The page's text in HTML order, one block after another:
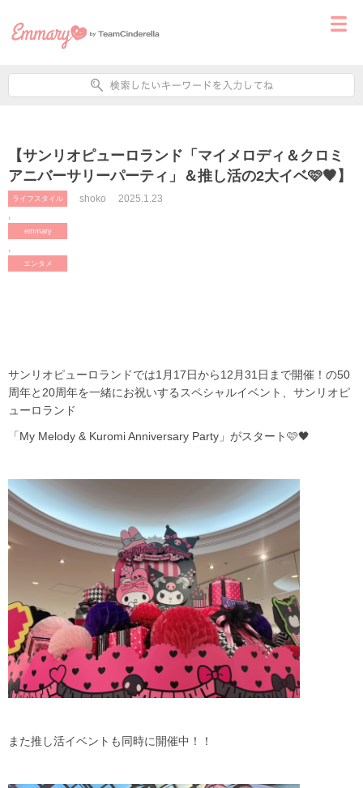
【サンリオピューロランド「マイメロディ＆クロミ
アニバーサリーパーティ」＆推し活の2大イベ🩷🖤】
ライフスタイル
,
emmary
,
エンタメ
shoko 2025.1.23
サンリオピューロランドでは1月17日から12月31日まで開催！の50
周年と20周年を一緒にお祝いするスペシャルイベント、サンリオピ
ューロランド
「My Melody & Kuromi Anniversary Party」がスタート🩷🖤
また推し活イベントも同時に開催中！！